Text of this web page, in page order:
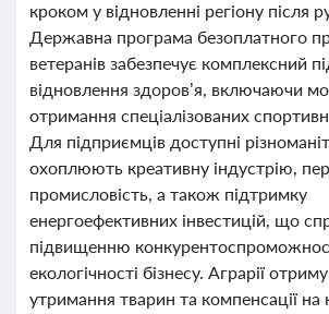
кроком у відновленні регіону після
Державна програма безоплатного
ветеранів забезпечує комплексний
відновлення здоров’я, включаючи
отримання спеціалізованих
Для підприємців доступні
охоплюють креативну індустрію,
промисловість, а також підтримку
енергоефективних інвестицій, що
підвищенню
екологічності бізнесу. Аграрії
утримання тварин та компенсації на